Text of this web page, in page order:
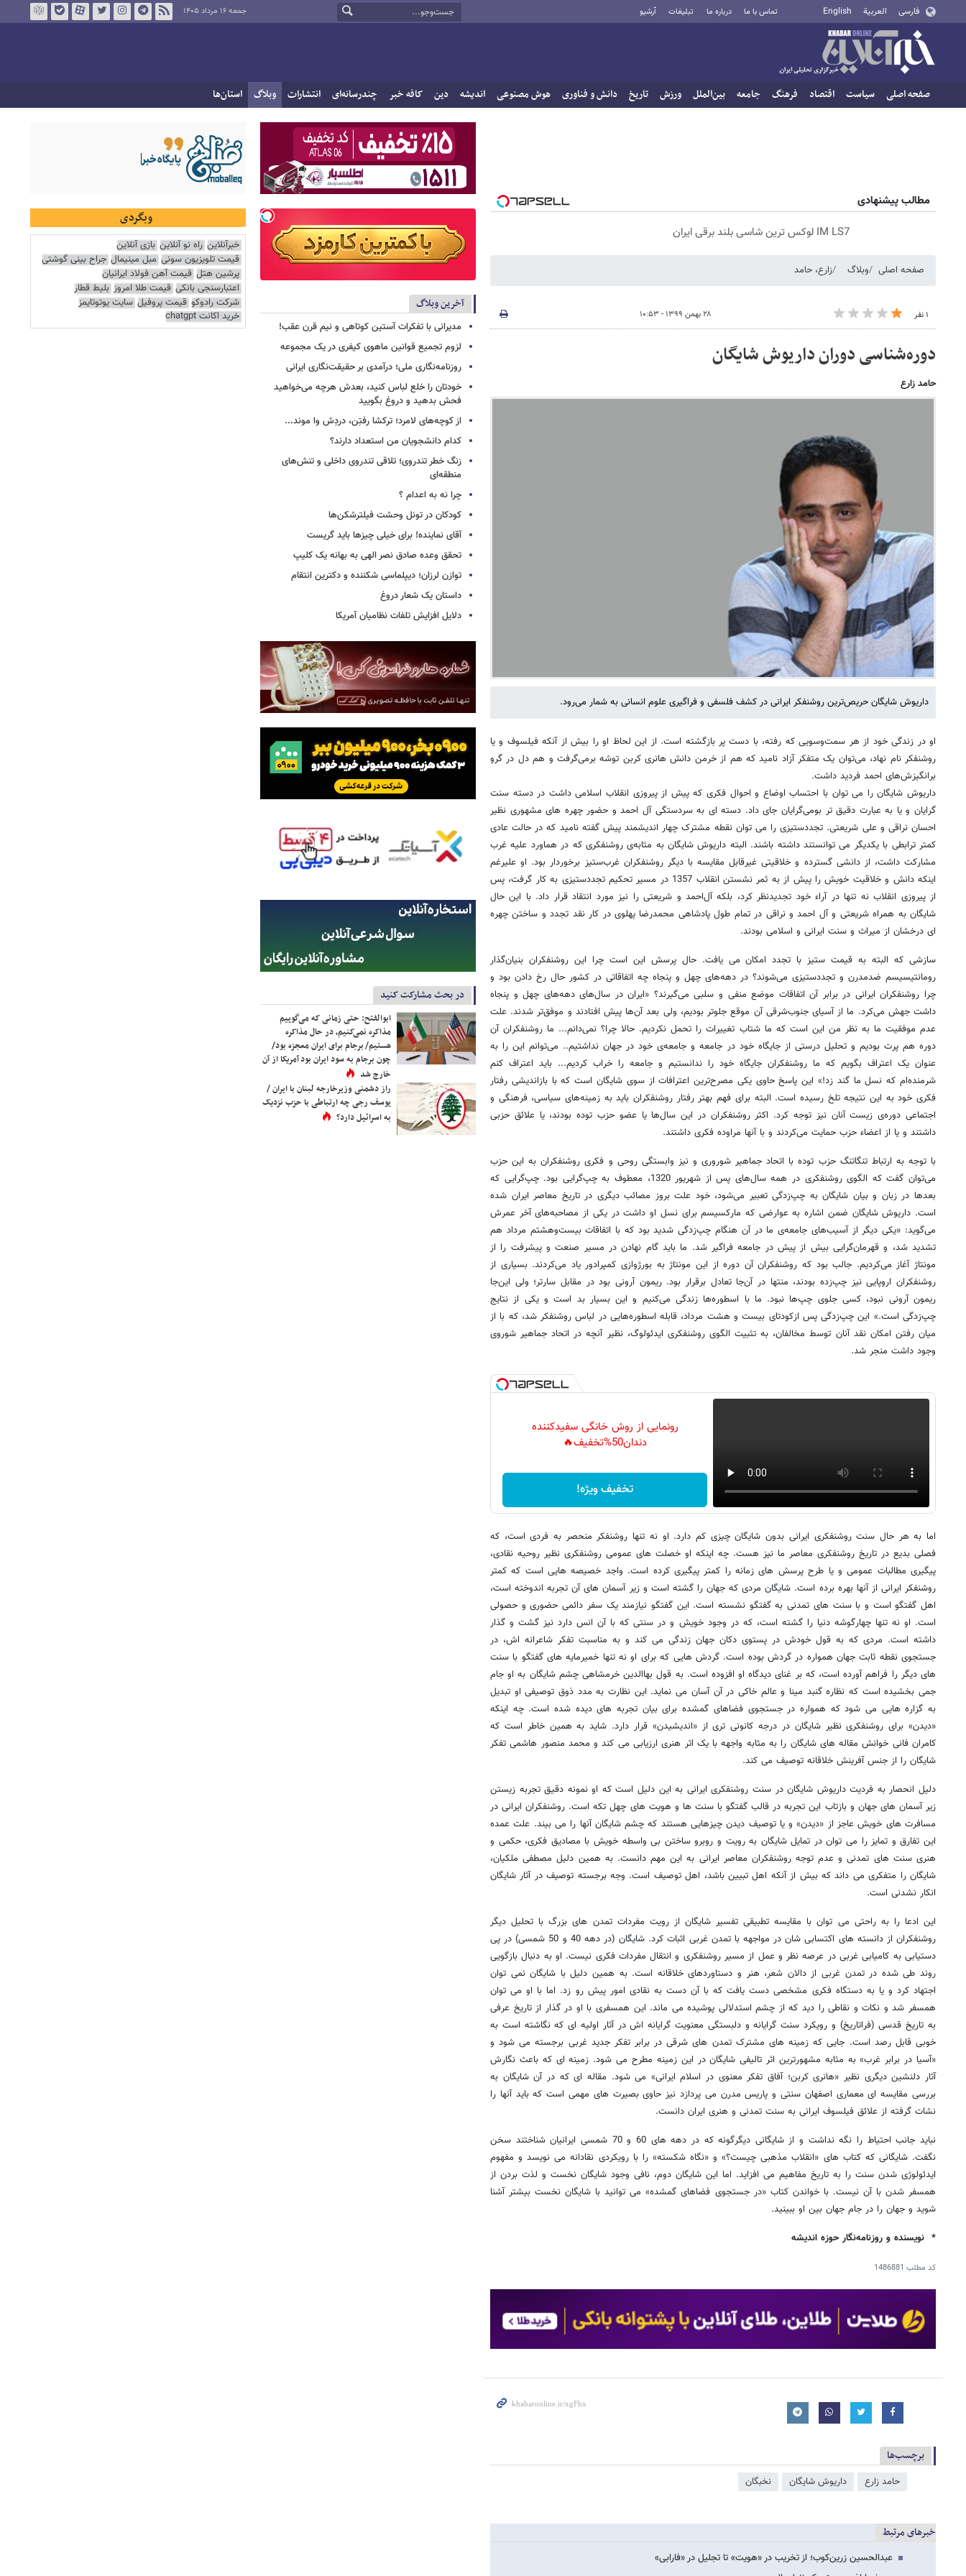
فارسی العربية English تماس با ما درباره ما تبلیغات آرشیو جمعه ۱۶ مرداد ۱۴۰۵
صفحه اصلی سیاست اقتصاد فرهنگ جامعه بین‌الملل ورزش تاریخ دانش و فناوری هوش مصنوعی اندیشه دین کافه خبر چندرسانه‌ای انتشارات وبلاگ استان‌ها
مطالب پیشنهادی
IM LS7 لوکس ترین شاسی بلند برقی ایران
صفحه اصلی وبلاگ زارع، حامد
۱ نفر ۲۸ بهمن ۱۳۹۹ - ۱۰:۵۳
دوره‌شناسی دوران داریوش شایگان
حامد زارع
داریوش شایگان حریص‌ترین روشنفکر ایرانی در کشف فلسفی و فراگیری علوم انسانی به شمار می‌رود.
او در زندگی خود از هر سمت‌وسویی که رفته، با دست پر بازگشته است. از این لحاظ او را بیش از آنکه فیلسوف و یا
روشنفکر نام نهاد، می‌توان یک متفکر آزاد نامید که هم از خرمن دانش هانری کربن توشه برمی‌گرفت و هم دل در گرو
برانگیزش‌های احمد فردید داشت.
داریوش شایگان را می توان با احتساب اوضاع و احوال فکری که پیش از پیروزی انقلاب اسلامی داشت در دسته سنت
گرایان و یا به عبارت دقیق تر بومی‌گرایان جای داد. دسته ای به سردستگی آل احمد و حضور چهره های مشهوری نظیر
احسان نراقی و علی شریعتی. تجددستیزی را می توان نقطه مشترک چهار اندیشمند پیش گفته نامید که در حالت عادی
کمتر ترابطی با یکدیگر می توانستند داشته باشند. البته داریوش شایگان به مثابه‌ی روشنفکری که در هماورد علیه غرب
مشارکت داشت، از دانشی گسترده و خلاقیتی غیرقابل مقایسه با دیگر روشنفکران غرب‌ستیز برخوردار بود. او علیرغم
اینکه دانش و خلاقیت خویش را پیش از به ثمر نشستن انقلاب 1357 در مسیر تحکیم تجددستیزی به کار گرفت، پس
از پیروزی انقلاب نه تنها در آراء خود تجدیدنظر کرد، بلکه آل‌احمد و شریعتی را نیز مورد انتقاد قرار داد. با این حال
شایگان به همراه شریعتی و آل احمد و نراقی در تمام طول پادشاهی محمدرضا پهلوی در کار نقد تجدد و ساختن چهره
ای درخشان از میراث و سنت ایرانی و اسلامی بودند.
سازشی که البته به قیمت ستیز با تجدد امکان می یافت. حال پرسش این است چرا این روشنفکران بنیان‌گذار
رومانتیسیسم ضدمدرن و تجددستیزی می‌شوند؟ در دهه‌های چهل و پنجاه چه اتفاقاتی در کشور حال رخ دادن بود و
چرا روشنفکران ایرانی در برابر آن اتفاقات موضع منفی و سلبی می‌گیرند؟ «ایران در سال‌های دهه‌های چهل و پنجاه
داشت جهش می‌کرد. ما از آسیای جنوب‌شرقی آن موقع جلوتر بودیم، ولی بعد آن‌ها پیش افتادند و موفق‌تر شدند. علت
عدم موفقیت ما به نظر من این است که ما شتاب تغییرات را تحمل نکردیم. حالا چرا؟ نمی‌دانم... ما روشنفکران آن
دوره هم پرت بودیم و تحلیل درستی از جایگاه خود در جامعه و جامعه‌ی خود در جهان نداشتیم.. می‌توانم این را به
عنوان یک اعتراف بگویم که ما روشنفکران جایگاه خود را ندانستیم و جامعه را خراب کردیم... باید اعتراف کنم
شرمنده‌ام که نسل ما گند زد!» این پاسخ حاوی یکی مصرح‌ترین اعترافات از سوی شایگان است که با بازاندیشی رفتار
فکری خود به این نتیجه تلخ رسیده است. البته برای فهم بهتر رفتار روشنفکران باید به زمینه‌های سیاسی، فرهنگی و
اجتماعی دوره‌ی زیست آنان نیز توجه کرد. اکثر روشنفکران در این سال‌ها یا عضو حزب توده بودند، یا علائق حزبی
داشتند و یا از اعضاء حزب حمایت می‌کردند و با آنها مراوده فکری داشتند.
با توجه به ارتباط تنگاتنگ حزب توده با اتحاد جماهیر شوروری و نیز وابستگی روحی و فکری روشنفکران به این حزب
می‌توان گفت که الگوی روشنفکری در همه سال‌های پس از شهریور 1320، معطوف به چپ‌گرایی بود. چپ‌گرایی که
بعدها در زبان و بیان شایگان به چپ‌زدگی تعبیر می‌شود، خود علت بروز مصائب دیگری در تاریخ معاصر ایران شده
است. داریوش شایگان ضمن اشاره به عوارضی که مارکسیسم برای نسل او داشت در یکی از مصاحبه‌های آخر عمرش
می‌گوید: «یکی دیگر از آسیب‌های جامعه‌ی ما در آن هنگام چپ‌زدگی شدید بود که با اتفاقات بیست‌وهشتم مرداد هم
تشدید شد، و قهرمان‌گرایی بیش از پیش در جامعه فراگیر شد. ما باید گام نهادن در مسیر صنعت و پیشرفت را از
مونتاژ آغاز می‌کردیم. جالب بود که روشنفکران آن دوره از این مونتاژ به بورژوازی کمپرادور یاد می‌کردند. بسیاری از
روشنفکران اروپایی نیز چپ‌زده بودند، منتها در آن‌جا تعادل برقرار بود. ریمون آرونی بود در مقابل سارتر؛ ولی این‌جا
ریمون آرونی نبود، کسی جلوی چپ‌ها نبود. ما با اسطوره‌ها زندگی می‌کنیم و این بسیار بد است و یکی از نتایج
چپ‌زدگی است.» این چپ‌زدگی پس ازکودتای بیست و هشت مرداد، قابله اسطوره‌هایی در لباس روشنفکر شد، که با از
میان رفتن امکان نقد آنان توسط مخالفان، به تثبیت الگوی روشنفکری ایدئولوگ، نظیر آنچه در اتحاد جماهیر شوروی
وجود داشت منجر شد.
رونمایی از روش خانگی سفیدکننده
دندان50%تخفیف🔥
تخفیف ویژه!
اما به هر حال سنت روشنفکری ایرانی بدون شایگان چیزی کم دارد. او نه تنها روشنفکر منحصر به فردی است، که
فصلی بدیع در تاریخ روشنفکری معاصر ما نیز هست. چه اینکه او خصلت های عمومی روشنفکری نظیر روحیه نقادی،
پیگیری مطالبات عمومی و یا طرح پرسش های زمانه را کمتر پیگیری کرده است. واجد خصیصه هایی است که کمتر
روشنفکر ایرانی از آنها بهره برده است. شایگان مردی که جهان را گشته است و زیر آسمان های آن تجربه اندوخته است،
اهل گفتگو است و با سنت های تمدنی به گفتگو نشسته است. این گفتگو نیازمند یک سفر دائمی حضوری و حصولی
است. او نه تنها چهارگوشه دنیا را گشته است، که در وجود خویش و در سنتی که با آن انس دارد نیز گشت و گذار
داشته است. مردی که به قول خودش در پستوی دکان جهان زندگی می کند و به مناسبت تفکر شاعرانه اش، در
جستجوی نقطه ثابت جهان همواره در گردش بوده است. گردش هایی که برای او نه تنها خمیرمایه های گفتگو با سنت
های دیگر را فراهم آورده است، که بر غنای دیدگاه او افزوده است. به قول بهاالدین خرمشاهی چشم شایگان به او جام
جمی بخشیده است که نظاره گنبد مینا و عالم خاکی در آن آسان می نماید. این نظارت به مدد ذوق توصیفی او تبدیل
به گزاره هایی می شود که همواره در جستجوی فضاهای گمشده برای بیان تجربه های دیده شده است. چه اینکه
«دیدن» برای روشنفکری نظیر شایگان در درجه کانونی تری از «اندیشیدن» قرار دارد. شاید به همین خاطر است که
کامران فانی خوانش مقاله های شایگان را به مثابه واجهه با یک اثر هنری ارزیابی می کند و محمد منصور هاشمی تفکر
شایگان را از جنس آفرینش خلاقانه توصیف می کند.
دلیل انحصار به فردیت داریوش شایگان در سنت روشنفکری ایرانی به این دلیل است که او نمونه دقیق تجربه زیستن
زیر آسمان های جهان و بازتاب این تجربه در قالب گفتگو با سنت ها و هویت های چهل تکه است. روشنفکران ایرانی در
مسافرت های خویش عاجز از «دیدن» و یا توصیف دیدن چیزهایی هستند که چشم شایگان آنها را می بیند. علت عمده
این تفارق و تمایز را می توان در تمایل شایگان به رویت و روبرو ساختن بی واسطه خویش با مصادیق فکری، حکمی و
هنری سنت های تمدنی و عدم توجه روشنفکران معاصر ایرانی به این مهم دانست. به همین دلیل مصطفی ملکیان،
شایگان را متفکری می داند که بیش از آنکه اهل تبیین باشد، اهل توصیف است. وجه برجسته توصیف در آثار شایگان
انکار نشدنی است.
این ادعا را به راحتی می توان با مقایسه تطبیقی تفسیر شایگان از رویت مفردات تمدن های بزرگ با تحلیل دیگر
روشنفکران از دانسته های اکتسابی شان در مواجهه با تمدن غربی اثبات کرد. شایگان (در دهه 40 و 50 شمسی) در پی
دستیابی به کامیابی غربی در عرصه نظر و عمل از مسیر روشنفکری و انتقال مفردات فکری نیست. او به دنبال بازگویی
روند طی شده در تمدن غربی از دالان شعر، هنر و دستاوردهای خلاقانه است. به همین دلیل با شایگان نمی توان
اجتهاد کرد و یا به دستگاه فکری مشخصی دست یافت که با آن دست به نقادی امور پیش رو زد. اما با او می توان
همسفر شد و نکات و نقاطی را دید که از چشم استدلالی پوشیده می ماند. این همسفری با او در گذار از تاریخ عرفی
به تاریخ قدسی (فراتاریخ) و رویکرد سنت گرایانه و دلبستگی معنویت گرایانه اش در آثار اولیه ای که نگاشته است به
خوبی قابل رصد است. جایی که زمینه های مشترک تمدن های شرقی در برابر تفکر جدید غربی برجسته می شود و
«آسیا در برابر غرب» به مثابه مشهورترین اثر تالیفی شایگان در این زمینه مطرح می شود. زمینه ای که باعث نگارش
آثار دلنشین دیگری نظیر «هانری کربن؛ آفاق تفکر معنوی در اسلام ایرانی» می شود. مقاله ای که در آن شایگان به
بررسی مقایسه ای معماری اصفهان سنتی و پاریس مدرن می پردازد نیز حاوی بصیرت های مهمی است که باید آنها را
نشات گرفته از علائق فیلسوف ایرانی به سنت تمدنی و هنری ایران دانست.
نباید جانب احتیاط را نگه نداشت و از شایگانی دیگرگونه که در دهه های 60 و 70 شمسی ایرانیان شناختند سخن
نگفت. شایگانی که کتاب های «انقلاب مذهبی چیست؟» و «نگاه شکسته» را با رویکردی نقادانه می نویسد و مفهوم
ایدئولوژی شدن سنت را به تاریخ مفاهیم می افزاید. اما این شایگان دوم، نافی وجود شایگان نخست و لذت بردن از
همسفر شدن با آن نیست. با خواندن کتاب «در جستجوی فضاهای گمشده» می توانید با شایگان نخست بیشتر آشنا
شوید و جهان را در جام جهان بین او ببینید.
* نویسنده و روزنامه‌نگار حوزه اندیشه
کد مطلب 1486881
برچسب‌ها
حامد زارع داریوش شایگان نخبگان
خبرهای مرتبط
عبدالحسین زرین‌کوب؛ از تخریب در «هویت» تا تجلیل در «فارابی»
آخرین وبلاگ
مدیرانی با تفکرات آستین کوتاهی و نیم قرن عقب!
لزوم تجمیع قوانین ماهوی کیفری در یک مجموعه
روزنامه‌نگاری ملی؛ درآمدی بر حقیقت‌نگاری ایرانی
خودتان را خلع لباس کنید، بعدش هرچه می‌خواهید
فحش بدهید و دروغ بگویید
از کوچه‌های لامرد؛ ترکشا رفتِن، دردِش وا موند...
کدام دانشجویان من استعداد دارند؟
زنگ خطر تندروی؛ تلاقی تندروی داخلی و تنش‌های
منطقه‌ای
چرا نه به اعدام ؟
کودکان در تونل وحشت فیلترشکن‌ها
آقای نماینده! برای خیلی چیزها باید گریست
تحقق وعده صادق نصر الهی به بهانه یک کلیپ
توازن لرزان؛ دیپلماسی شکننده و دکترین انتقام
داستان یک شعار دروغ
دلایل افزایش تلفات نظامیان آمریکا
در بحث مشارکت کنید
ابوالفتح: حتی زمانی که می‌گوییم
مذاکره نمی‌کنیم، در حال مذاکره
هستیم/ برجام برای ایران معجزه بود/
چون برجام به سود ایران بود آمریکا از آن
خارج شد
راز دشمنی وزیرخارجه لبنان با ایران /
یوسف رجی چه ارتباطی با حزب نزدیک
به اسرائیل دارد؟
وبگردی
خبرآنلاین راه نو آنلاین بازی آنلاین
قیمت تلویزیون سونی مبل مینیمال جراح بینی گوشتی
پرشین هتل قیمت آهن فولاد ایرانیان
اعتبارسنجی بانکی قیمت طلا امروز بلیط قطار
شرکت رادوکو قیمت پروفیل سایت یوتوتایمز
خرید اکانت chatgpt